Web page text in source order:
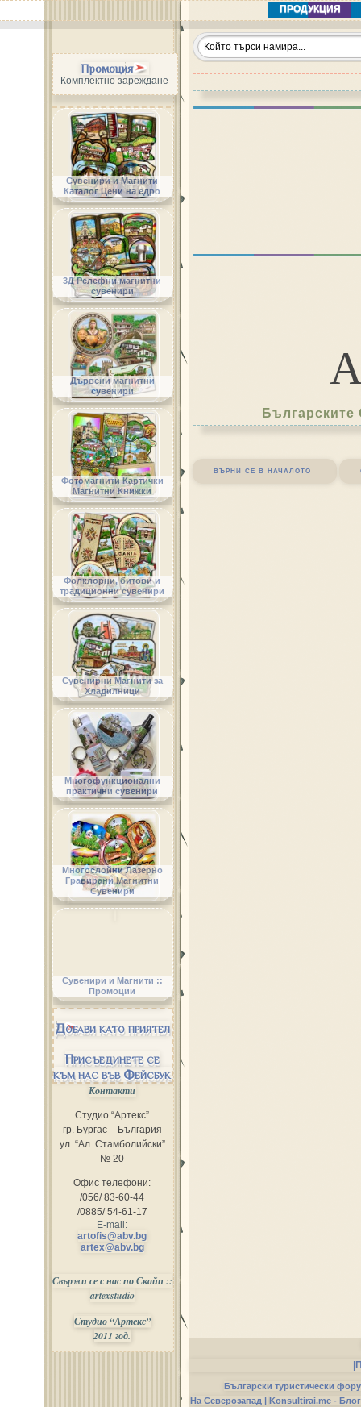
ПРОДУКЦИЯ
върни се в началото
Промоция
Комплектно зареждане
Сувенири и Магнити
Каталог Цени на едро
3Д Релефни магнитни
сувенири
Дървени магнитни
сувенири
Фотомагнити Картички
Магнитни Книжки
Фолклорни, битови и
традиционни сувенири
Сувенирни Магнити за
Хладилници
Многофункционални
практични сувенири
Многослойни Лазерно
Гравирани Магнитни
Сувенири
Сувенири и Магнити ::
Промоции
Добави като приятел
Присъединете се
към нас във Фейсбук
Контакти
Студио “Артекс”
гр. Бургас – България
ул. “Ал. Стамболийски”
№ 20
Офис телефони:
/056/ 83-60-44
/0885/ 54-61-17
E-mail:
artofis@abv.bg
artex@abv.bg
Свържи се с нас по Скайп ::
artexstudio
Студио “Артекс”
2011 год.
Български туристически
На Северозапад | Konsultirai.me -